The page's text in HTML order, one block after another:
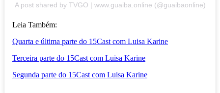
A post shared by TVGO | www.guaiba.online (@guaibaonline)
Leia Também:
Quarta e última parte do 15Cast com Luisa Karine
Terceira parte do 15Cast com Luisa Karine
Segunda parte do 15Cast com Luisa Karine